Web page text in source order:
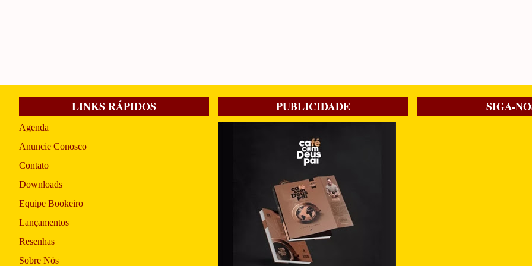
LINKS RÁPIDOS
Agenda
Anuncie Conosco
Contato
Downloads
Equipe Bookeiro
Lançamentos
Resenhas
Sobre Nós
PUBLICIDADE SIGA-